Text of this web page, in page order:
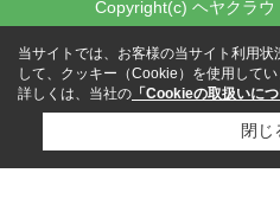
Copyright(c) ヘヤクラ
当サイトでは、お客様の当サイト利用
して、クッキー（Cookie）を使用してい
詳しくは、当社の 「Cookieの取扱いにつ
閉じ